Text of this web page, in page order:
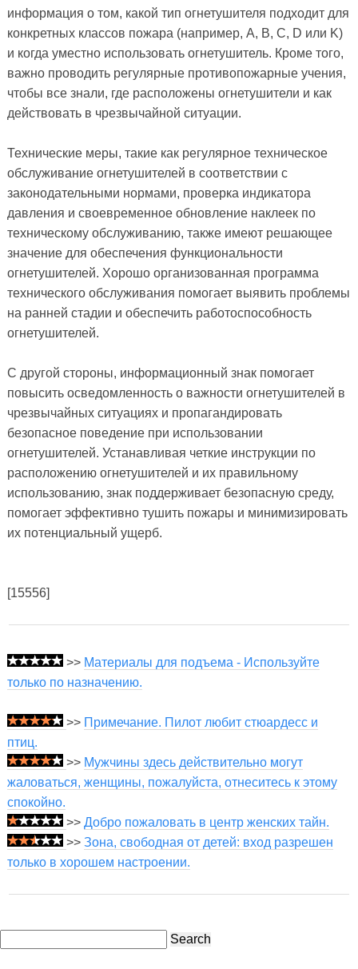
информация о том, какой тип огнетушителя подходит для
конкретных классов пожара (например, A, B, C, D или K)
и когда уместно использовать огнетушитель. Кроме того,
важно проводить регулярные противопожарные учения,
чтобы все знали, где расположены огнетушители и как
действовать в чрезвычайной ситуации.
Технические меры, такие как регулярное техническое
обслуживание огнетушителей в соответствии с
законодательными нормами, проверка индикатора
давления и своевременное обновление наклеек по
техническому обслуживанию, также имеют решающее
значение для обеспечения функциональности
огнетушителей. Хорошо организованная программа
технического обслуживания помогает выявить проблемы
на ранней стадии и обеспечить работоспособность
огнетушителей.
С другой стороны, информационный знак помогает
повысить осведомленность о важности огнетушителей в
чрезвычайных ситуациях и пропагандировать
безопасное поведение при использовании
огнетушителей. Устанавливая четкие инструкции по
расположению огнетушителей и их правильному
использованию, знак поддерживает безопасную среду,
помогает эффективно тушить пожары и минимизировать
их потенциальный ущерб.
[15556]
>> Материалы для подъема - Используйте
только по назначению.
>> Примечание. Пилот любит стюардесс и
птиц.
>> Мужчины здесь действительно могут
жаловаться, женщины, пожалуйста, отнеситесь к этому
спокойно.
>> Добро пожаловать в центр женских тайн.
>> Зона, свободная от детей: вход разрешен
только в хорошем настроении.
Search